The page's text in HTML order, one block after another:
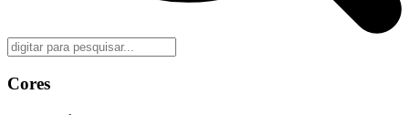
Cores